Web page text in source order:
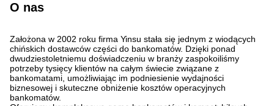
O nas
Założona w 2002 roku firma Yinsu stała się jednym z wiodących
chińskich dostawców części do bankomatów. Dzięki ponad
dwudziestoletniemu doświadczeniu w branży zaspokoiliśmy
potrzeby tysięcy klientów na całym świecie związane z
bankomatami, umożliwiając im podniesienie wydajności
biznesowej i skuteczne obniżenie kosztów operacyjnych
bankomatów.